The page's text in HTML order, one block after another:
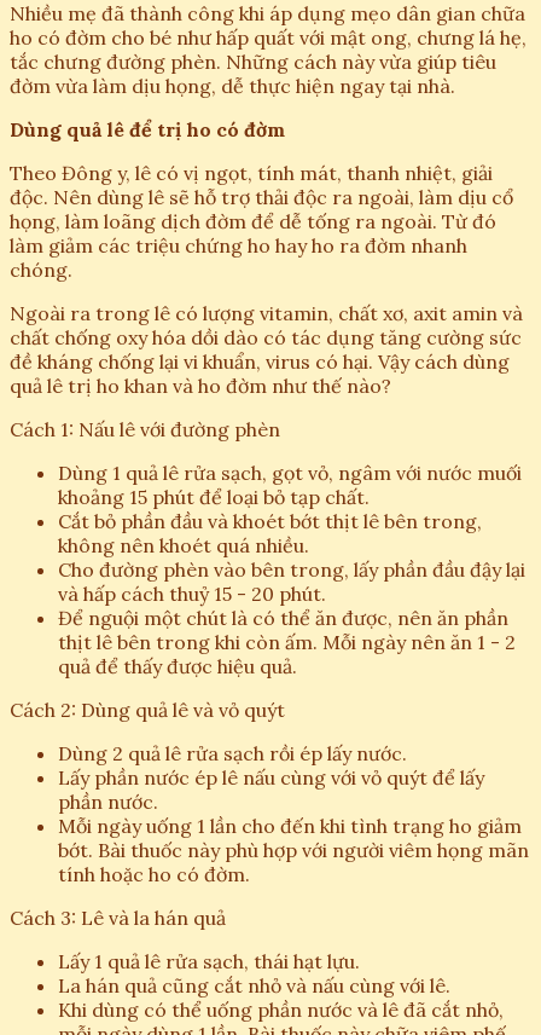
Nhiều mẹ đã thành công khi áp dụng mẹo dân gian chữa
ho có đờm cho bé như hấp quất với mật ong, chưng lá hẹ,
tắc chưng đường phèn. Những cách này vừa giúp tiêu
đờm vừa làm dịu họng, dễ thực hiện ngay tại nhà.
Dùng quả lê để trị ho có đờm
Theo Đông y, lê có vị ngọt, tính mát, thanh nhiệt, giải
độc. Nên dùng lê sẽ hỗ trợ thải độc ra ngoài, làm dịu cổ
họng, làm loãng dịch đờm để dễ tống ra ngoài. Từ đó
làm giảm các triệu chứng ho hay ho ra đờm nhanh
chóng.
Ngoài ra trong lê có lượng vitamin, chất xơ, axit amin và
chất chống oxy hóa dồi dào có tác dụng tăng cường sức
đề kháng chống lại vi khuẩn, virus có hại. Vậy cách dùng
quả lê trị ho khan và ho đờm như thế nào?
Cách 1: Nấu lê với đường phèn
Dùng 1 quả lê rửa sạch, gọt vỏ, ngâm với nước muối
khoảng 15 phút để loại bỏ tạp chất.
Cắt bỏ phần đầu và khoét bớt thịt lê bên trong,
không nên khoét quá nhiều.
Cho đường phèn vào bên trong, lấy phần đầu đậy lại
và hấp cách thuỷ 15 - 20 phút.
Để nguội một chút là có thể ăn được, nên ăn phần
thịt lê bên trong khi còn ấm. Mỗi ngày nên ăn 1 - 2
quả để thấy được hiệu quả.
Cách 2: Dùng quả lê và vỏ quýt
Dùng 2 quả lê rửa sạch rồi ép lấy nước.
Lấy phần nước ép lê nấu cùng với vỏ quýt để lấy
phần nước.
Mỗi ngày uống 1 lần cho đến khi tình trạng ho giảm
bớt. Bài thuốc này phù hợp với người viêm họng mãn
tính hoặc ho có đờm.
Cách 3: Lê và la hán quả
Lấy 1 quả lê rửa sạch, thái hạt lựu.
La hán quả cũng cắt nhỏ và nấu cùng với lê.
Khi dùng có thể uống phần nước và lê đã cắt nhỏ,